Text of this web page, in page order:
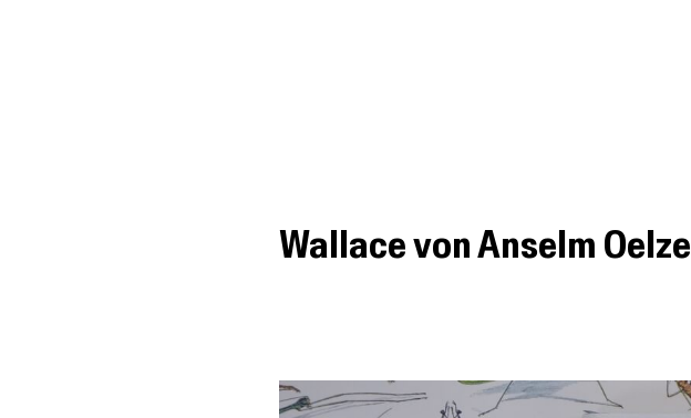
Wallace von Anselm Oelze